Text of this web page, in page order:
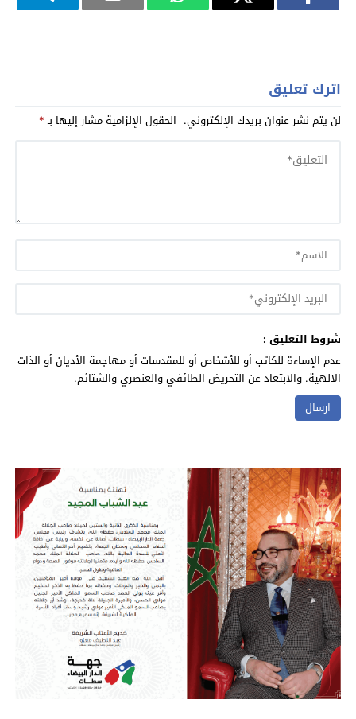
اترك تعليق
لن يتم نشر عنوان بريدك الإلكتروني. الحقول الإلزامية مشار إليها بـ*
شروط التعليق :
عدم الإساءة للكاتب أو للأشخاص أو للمقدسات أو مهاجمة الأديان أو الذات
الالهية. والابتعاد عن التحريض الطائفي والعنصري والشتائم.